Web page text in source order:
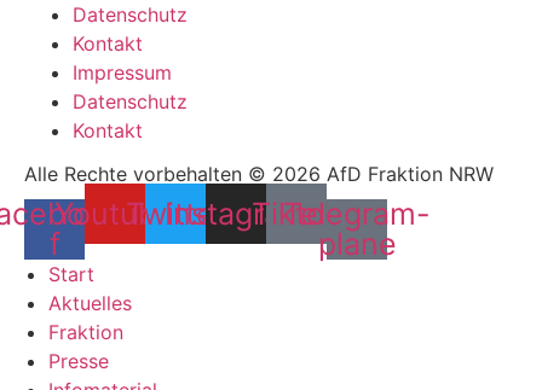
Datenschutz
Kontakt
Impressum
Datenschutz
Kontakt
Alle Rechte vorbehalten © 2026 AfD Fraktion NRW
f
YoutubeTwitter
Instagram
Tiktok
Telegram-
plane
Start
Aktuelles
Fraktion
Presse